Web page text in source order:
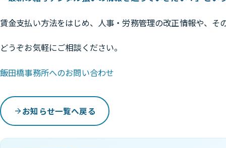
賃金支払い方法をはじめ、人事・労務管理の改正情報や、そ
どうぞお気軽にご相談ください。
飯田橋事務所へのお問い合わせ
お知らせ一覧へ戻る